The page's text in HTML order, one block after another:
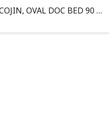
COJIN, OVAL DOC BED 90 X 66 X 10CM GRIS/NEGRO, 95°